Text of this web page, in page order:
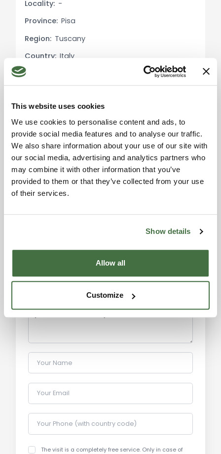
This website uses cookies
We use cookies to personalise content and ads, to
provide social media features and to analyse our traffic.
We also share information about your use of our site with
our social media, advertising and analytics partners who
may combine it with other information that you’ve
provided to them or that they’ve collected from your use
of their services.
Show details
Allow all
Customize
Dettagli sulle Utenze:
e alla rete telefonica. È presente un pozzo privato
che garantisce un'abbondante riserva d'acqua. Al
momento non è presente un sistema di
Usi e Potenzialità:
Questa proprietà è ideale come residenza privata
per chi cerca tranquillità e bellezza naturale. Può
essere utilizzata anche come casa vacanze o per
affitti turistici, grazie alla sua posizione
panoramica e al grande potenziale di sviluppo.
residenziali in vendita a Montopoli in Val d'Arno è
riflette la crescente attrattività della zona,
caratterizzata da un ambiente tranquillo e
Informazioni Turistiche e Storiche:
provincia di Pisa, noto per il suo paesaggio
collinare e le sue tradizioni agricole. Tra le
attrazioni turistiche della zona ci sono il Castello di
Museo Civico, che conserva reperti storici e
artistici del territorio. La città ospita anche
numerosi eventi culturali e sagre, tra cui la Festa
della Natività di Maria e il Palio delle Contrade, che
Locality: -
Province: Pisa
Region: Tuscany
Country: Italy
Please accept the
marketing cookies to use
the map. Click here to
accept.
Reviews
Your Name
Your Email
Your Phone (with country code)
The visit is a completely free service. Only in case of